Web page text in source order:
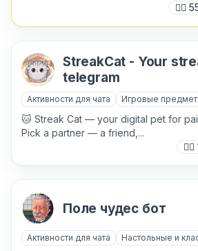
Причина жалобы *
Текст обращения
Хочу получить ответ на
🙍‍♂️
StreakCat - Your
telegram
Активности для чата Игровые
🐱 Streak Cat — your digital pet for
Pick a partner — a friend,...
🙍‍♂️
Поле чудес бот
Активности для чата Настольные и